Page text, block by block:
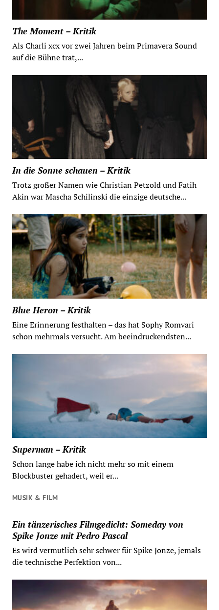
The Moment – Kritik
Als Charli xcx vor zwei Jahren beim Primavera Sound
auf die Bühne trat,...
In die Sonne schauen – Kritik
Trotz großer Namen wie Christian Petzold und Fatih
Akin war Mascha Schilinski die einzige deutsche...
Blue Heron – Kritik
Eine Erinnerung festhalten – das hat Sophy Romvari
schon mehrmals versucht. Am beeindruckendsten...
Superman – Kritik
Schon lange habe ich nicht mehr so mit einem
Blockbuster gehadert, weil er...
MUSIK & FILM
Ein tänzerisches Filmgedicht: Someday von
Spike Jonze mit Pedro Pascal
Es wird vermutlich sehr schwer für Spike Jonze, jemals
die technische Perfektion von...